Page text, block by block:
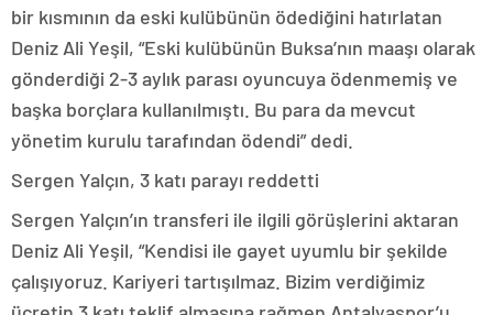
bir kısmının da eski kulübünün ödediğini hatırlatan
Deniz Ali Yeşil, “Eski kulübünün Buksa’nın maaşı olarak
gönderdiği 2-3 aylık parası oyuncuya ödenmemiş ve
başka borçlara kullanılmıştı. Bu para da mevcut
yönetim kurulu tarafından ödendi” dedi.
Sergen Yalçın, 3 katı parayı reddetti
Sergen Yalçın’ın transferi ile ilgili görüşlerini aktaran
Deniz Ali Yeşil, “Kendisi ile gayet uyumlu bir şekilde
çalışıyoruz. Kariyeri tartışılmaz. Bizim verdiğimiz